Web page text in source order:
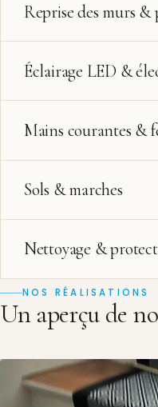
Reprise des murs &
Éclairage LED &
Mains courantes &
Sols & marches
Nettoyage &
NOS RÉALISATIONS
Un aperçu de